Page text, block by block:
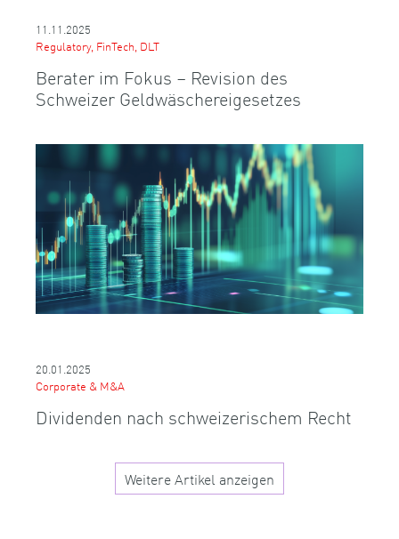
11.11.2025
Regulatory, FinTech, DLT
Berater im Fokus – Revision des
Schweizer Geldwäschereigesetzes
20.01.2025
Corporate & M&A
Dividenden nach schweizerischem Recht
Weitere Artikel anzeigen